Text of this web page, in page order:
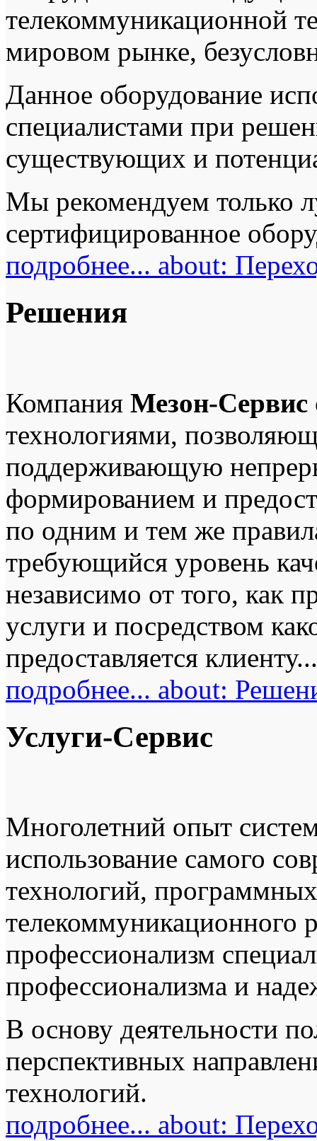
телекоммуникационной
мировом рынке,
Данное оборудование
специалистами при
существующих и
Мы рекомендуем только
сертифицированное
подробнее... about:
Решения
Компания Мезон-Сервис
технологиями,
поддерживающую
формированием и
по одним и тем же
требующийся уровень
независимо от того, как
услуги и посредством
предоставляется клиенту...
подробнее... about:
Услуги-Сервис
Многолетний опыт
использование самого
технологий,
телекоммуникационного
профессионализм
профессионализма и
В основу деятельности
перспективных
технологий.
подробнее... about: